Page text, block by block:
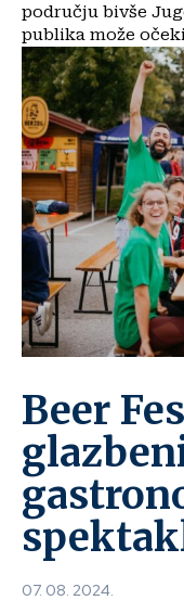
području bivše
publika može
Beer
07. 08. 2024.